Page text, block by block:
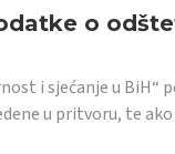
o
i sjećanje u
u pritvoru, te